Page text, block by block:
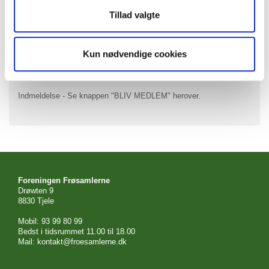
Tillad valgte
Kun nødvendige cookies
kontakt@froesamlerne.dk
Indmeldelse - Se knappen "BLIV MEDLEM" herover.
Foreningen Frøsamlerne
Drøwten 9
8830 Tjele
Mobil: 93 99 80 99
Bedst i tidsrummet 11.00 til 18.00
Mail: kontakt@froesamlerne.dk